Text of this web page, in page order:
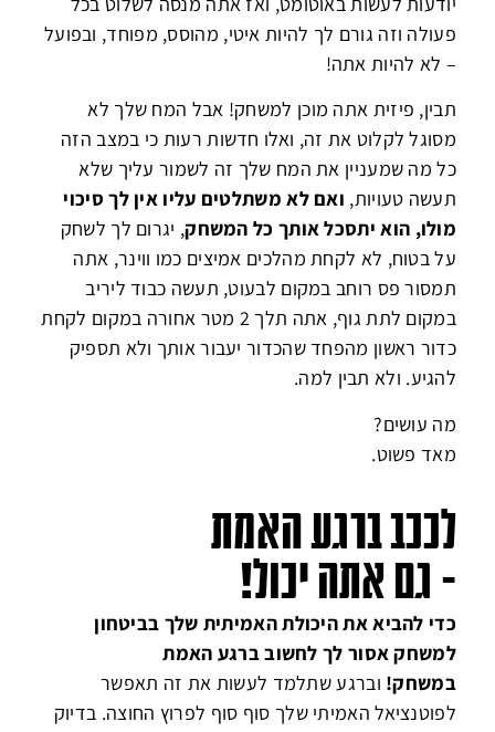
פעולהוזה גורם לך להיות איטי, מהוסס, מפוחד, ובפועל
– לא להיות אתה!
תבין, פיזית אתה מוכן למשחק! אבל המח שלך לא
מסוגל לקלוט את זה, ואלו חדשות רעות כי במצב הזה
כל מה שמעניין את המח שלך זה לשמור עליך שלא
תעשה טעויות,ואם לא משתלטים עליו אין לך סיכוי
מולו,הוא יתסכל אותך כל המשחק, יגרום לך לשחק
על בטוח, לא לקחת מהלכים אמיצים כמו ווינר, אתה
תמסור פס רוחב במקום לבעוט, תעשה כבוד ליריב
במקום לתת גוף, אתה תלך 2 מטר אחורה במקום לקחת
כדור ראשון מהפחד שהכדור יעבור אותך ולא תספיק
להגיע. ולא תבין למה.
מה עושים?
מאד פשוט.
לככב ברגע האמת
- גם אתה יכול!
כדי להביא את היכולת האמיתית שלך בביטחון
למשחק אסור לך לחשוב ברגע האמת
במשחק!וברגע שתלמד לעשות את זה תאפשר
לפוטנציאל האמיתי שלך סוף סוף לפרוץ החוצה. בדיוק